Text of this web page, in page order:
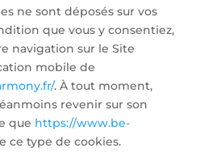
ne sont déposés sur vos
que vous y consentiez,
navigation sur le Site
mobile de
. À tout moment,
revenir sur son
que https://www.be-
ce type de cookies.